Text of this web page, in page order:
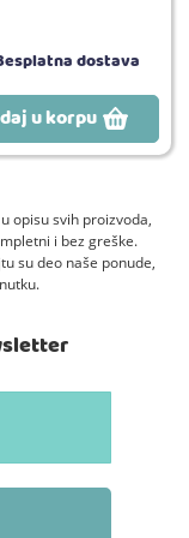
dostava
u korpu
opisu svih proizvoda,
i bez greške.
su deo naše ponude,